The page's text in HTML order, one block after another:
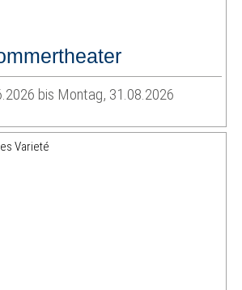
bis Montag, 31.08.2026